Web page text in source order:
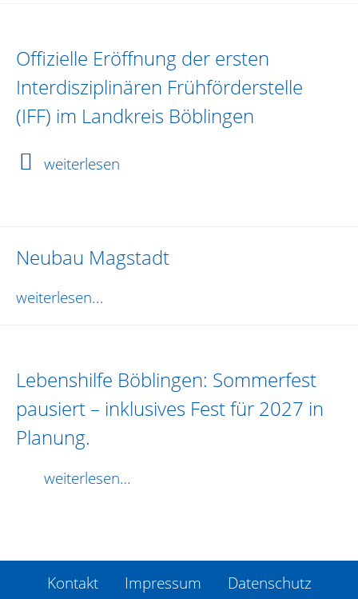
Offizielle Eröffnung der ersten
Interdisziplinären Frühförderstelle
(IFF) im Landkreis Böblingen
weiterlesen
Neubau Magstadt
weiterlesen...
Lebenshilfe Böblingen: Sommerfest
pausiert – inklusives Fest für 2027 in
Planung.
weiterlesen…
Kontakt Impressum Datenschutz